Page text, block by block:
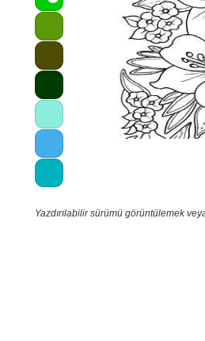
Yazdırılabilir sürümü görüntülemek